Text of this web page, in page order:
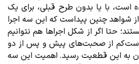
با یا بدون طرح قبلی، برای یک
شواهد چنین پیداست که این سه اجرا
حتا اگر از شکل اجراها هم نتوانیم
دست کم از صحبت‌های پیش و پس از دو
به این قطعیت رسید. اهمیت این سه